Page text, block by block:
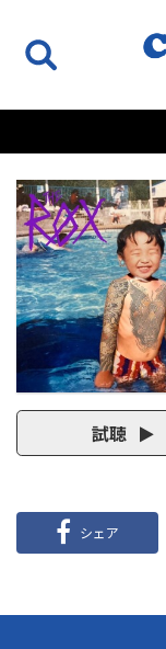
試聴
シェア